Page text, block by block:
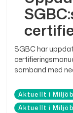
SGBC har
samband med
Aktuellt i
Aktuellt i